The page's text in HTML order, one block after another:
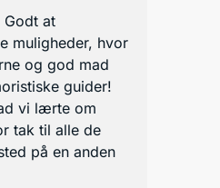
at
muligheder, hvor
og god mad
guider!
vi lærte om
tak til alle de
på en anden